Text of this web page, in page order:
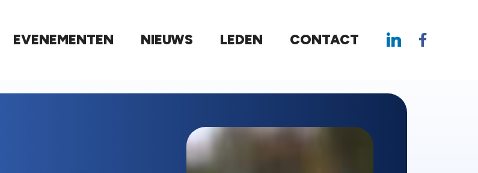
EVENEMENTEN NIEUWS LEDEN CONTACT